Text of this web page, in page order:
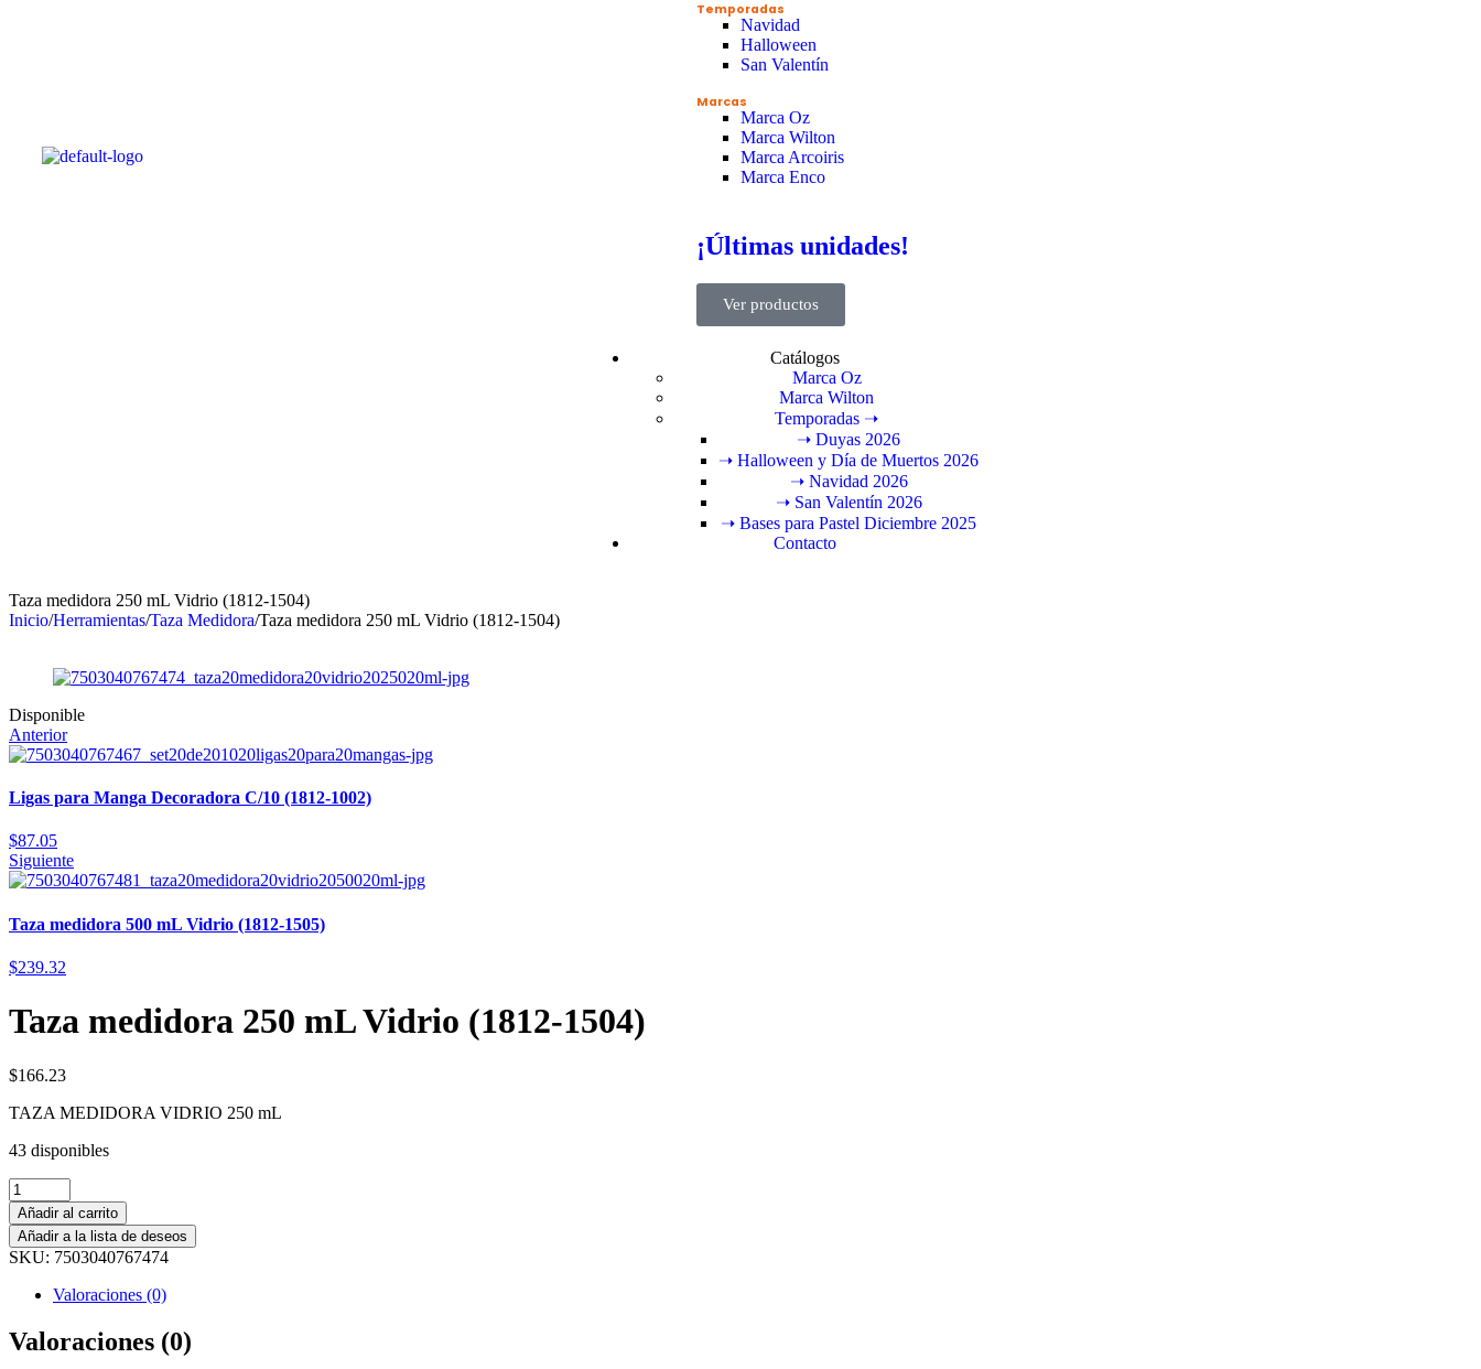
Temporadas
Navidad
Halloween
San Valentín
Marcas
Marca Oz
Marca Wilton
Marca Arcoiris
Marca Enco
¡Últimas unidades!
Ver productos
Catálogos
Marca Oz
Marca Wilton
Temporadas ➝
➝ Duyas 2026
➝ Halloween y Día de Muertos 2026
➝ Navidad 2026
➝ San Valentín 2026
➝ Bases para Pastel Diciembre 2025
Contacto
Taza medidora 250 mL Vidrio (1812-1504)
Inicio/Herramientas/Taza Medidora/Taza medidora 250 mL Vidrio (1812-1504)
Disponible
Anterior
Ligas para Manga Decoradora C/10 (1812-1002)
$87.05
Siguiente
Taza medidora 500 mL Vidrio (1812-1505)
$239.32
Taza medidora 250 mL Vidrio (1812-1504)
$166.23
TAZA MEDIDORA VIDRIO 250 mL
43 disponibles
Añadir al carrito
Añadir a la lista de deseos
SKU: 7503040767474
Valoraciones (0)
Valoraciones (0)